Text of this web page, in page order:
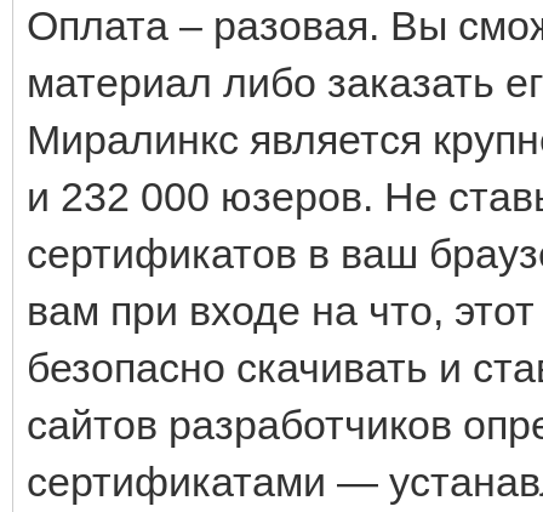
Оплата – разовая. Вы
материал либо заказать
Миралинкс является
и 232 000 юзеров. Не
сертификатов в ваш
вам при входе на что,
безопасно скачивать и
сайтов разработчиков
сертификатами —